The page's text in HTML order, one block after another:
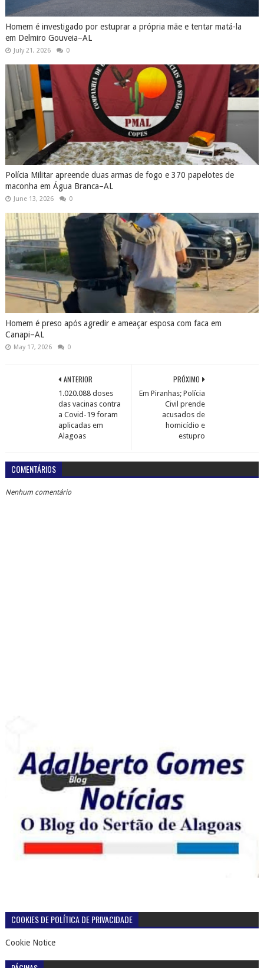
Homem é investigado por estuprar a própria mãe e tentar matá-la
em Delmiro Gouveia–AL
July 21, 2026 0
Polícia Militar apreende duas armas de fogo e 370 papelotes de
maconha em Água Branca–AL
June 13, 2026 0
Homem é preso após agredir e ameaçar esposa com faca em
Canapi–AL
May 17, 2026 0
PRÓXIMO
Em Piranhas; Polícia
Civil prende
acusados de
homicídio e
estupro
ANTERIOR
1.020.088 doses
das vacinas contra
a Covid-19 foram
aplicadas em
Alagoas
COMENTÁRIOS
Nenhum comentário
COOKIES DE POLÍTICA DE PRIVACIDADE
Cookie Notice